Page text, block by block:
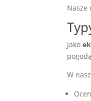
Nasze
Jako
W